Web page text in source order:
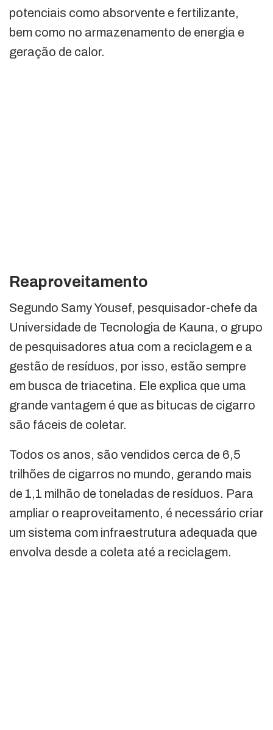
potenciais como absorvente e fertilizante,
bem como no armazenamento de energia e
geração de calor.
Reaproveitamento
Segundo Samy Yousef, pesquisador-chefe da
Universidade de Tecnologia de Kauna, o grupo
de pesquisadores atua com a reciclagem e a
gestão de resíduos, por isso, estão sempre
em busca de triacetina. Ele explica que uma
grande vantagem é que as bitucas de cigarro
são fáceis de coletar.
Todos os anos, são vendidos cerca de 6,5
trilhões de cigarros no mundo, gerando mais
de 1,1 milhão de toneladas de resíduos. Para
ampliar o reaproveitamento, é necessário criar
um sistema com infraestrutura adequada que
envolva desde a coleta até a reciclagem.